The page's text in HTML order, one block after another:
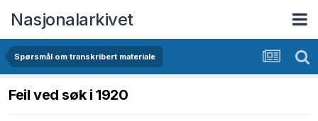
Nasjonalarkivet
Spørsmål om transkribert materiale
Feil ved søk i 1920